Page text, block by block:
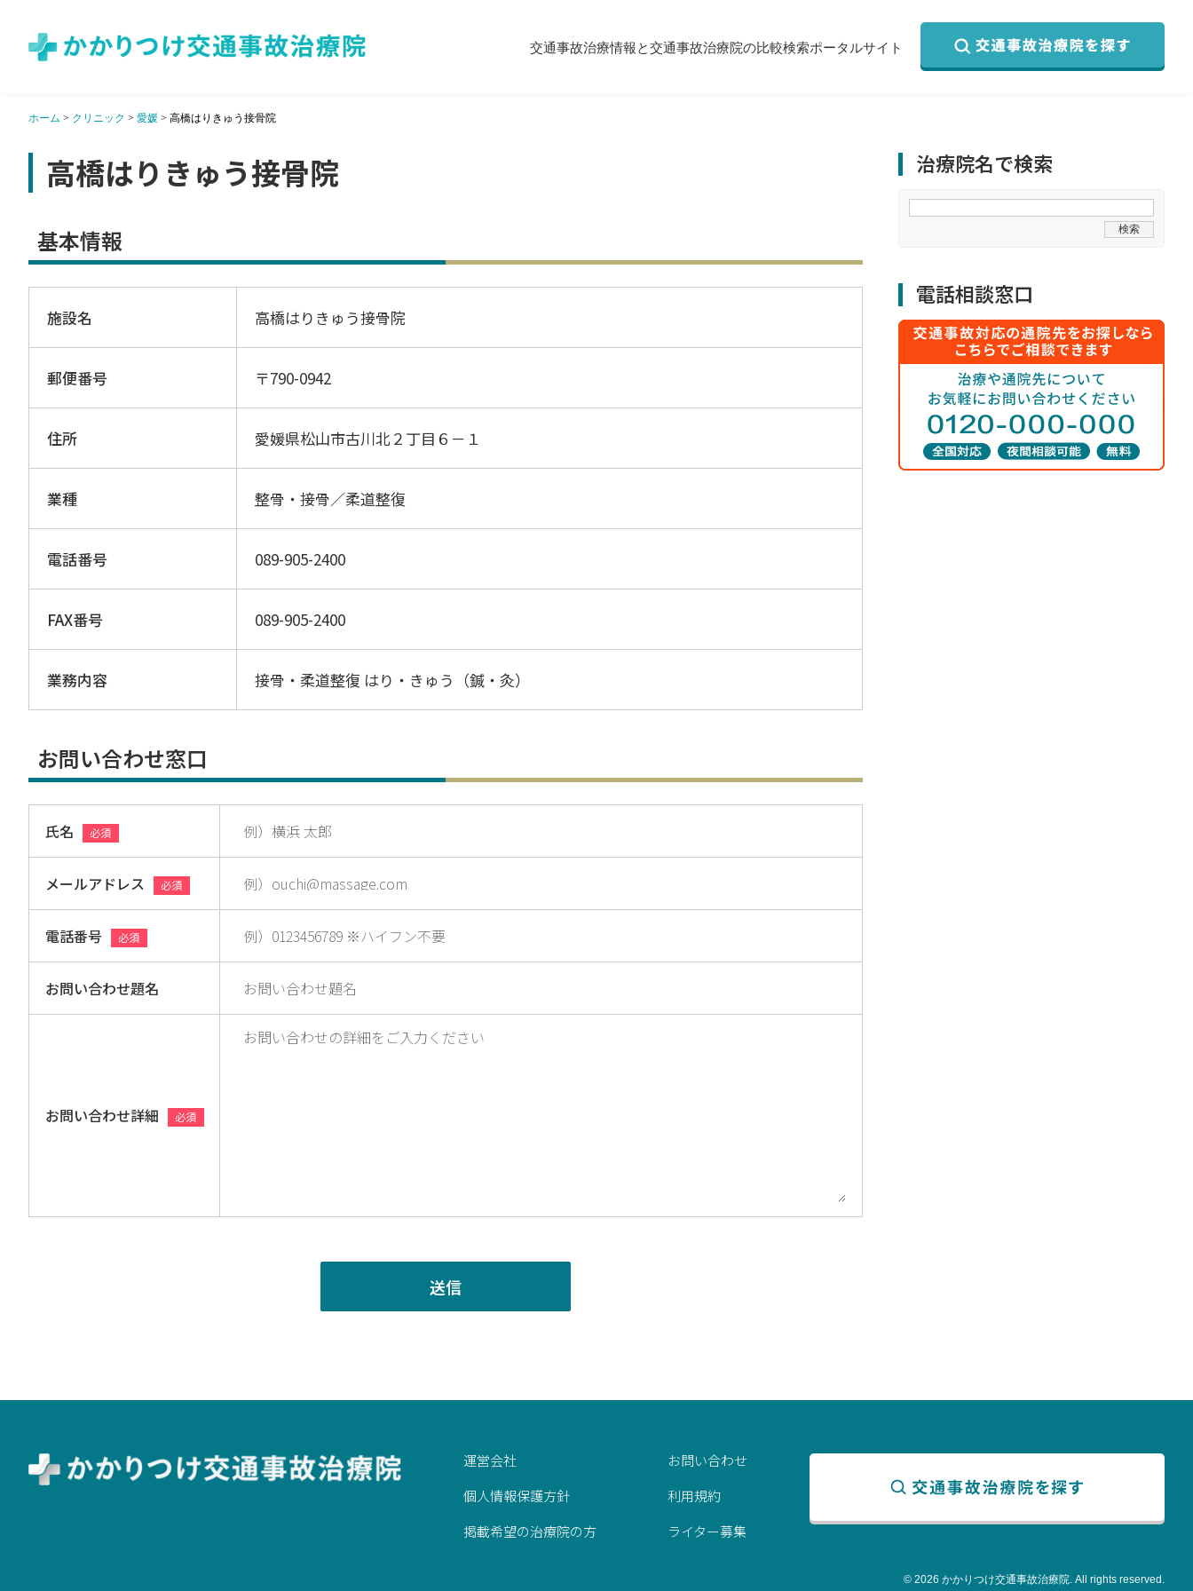
交通事故治療情報と交通事故治療院の比較検索ポータルサイト
ホーム > クリニック > 愛媛 > 高橋はりきゅう接骨院
高橋はりきゅう接骨院
基本情報
施設名 高橋はりきゅう接骨院
郵便番号 〒790-0942
住所 愛媛県松山市古川北２丁目６－１
業種 整骨・接骨／柔道整復
電話番号 089-905-2400
FAX番号 089-905-2400
業務内容 接骨・柔道整復 はり・きゅう（鍼・灸）
お問い合わせ窓口
氏名 必須
メールアドレス 必須
電話番号 必須
お問い合わせ題名
お問い合わせ詳細 必須
治療院名で検索
電話相談窓口
運営会社
個人情報保護方針
掲載希望の治療院の方
お問い合わせ
利用規約
ライター募集
© 2026 かかりつけ交通事故治療院. All rights reserved.